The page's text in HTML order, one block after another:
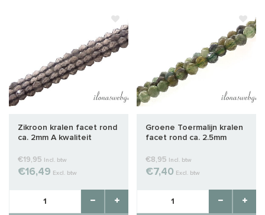
Zikroon kralen facet rond
ca. 2mm A kwaliteit
€19,95 Incl. btw
€16,49 Excl. btw
Groene Toermalijn kralen
facet rond ca. 2.5mm
€8,95 Incl. btw
€7,40 Excl. btw